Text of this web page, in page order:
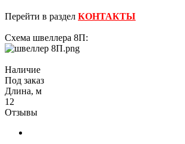
Перейти в раздел КОНТАКТЫ
Схема швеллера 8П:
Наличие
Под заказ
Длина, м
12
Отзывы